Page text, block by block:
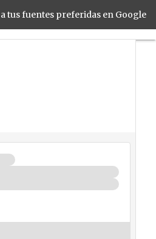
tus fuentes preferidas en Google